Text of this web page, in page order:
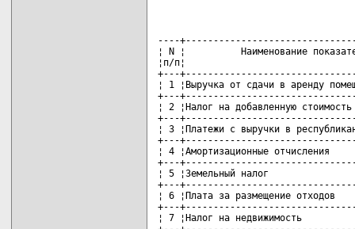
----
¦ N ¦          Наименование
¦п/п¦
+---
¦ 1 ¦Выручка от сдачи в
+---
¦ 2 ¦Налог на добавленную
+---
¦ 3 ¦Платежи с выручки в
+---
¦ 4 ¦Амортизационные
+---
¦ 5 ¦Земельный налог
+---
¦ 6 ¦Плата за размещение
+---
¦ 7 ¦Налог на